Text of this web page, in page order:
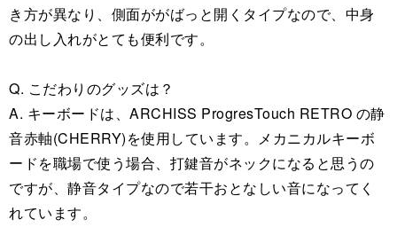
き方が異なり、側面ががばっと開くタイプなので、中身
の出し入れがとても便利です。
Q. こだわりのグッズは？
A. キーボードは、ARCHISS ProgresTouch RETRO の静
音赤軸(CHERRY)を使用しています。メカニカルキーボ
ードを職場で使う場合、打鍵音がネックになると思うの
ですが、静音タイプなので若干おとなしい音になってく
れています。